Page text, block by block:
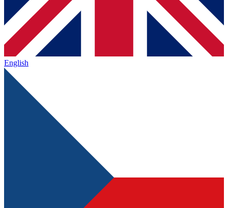
English